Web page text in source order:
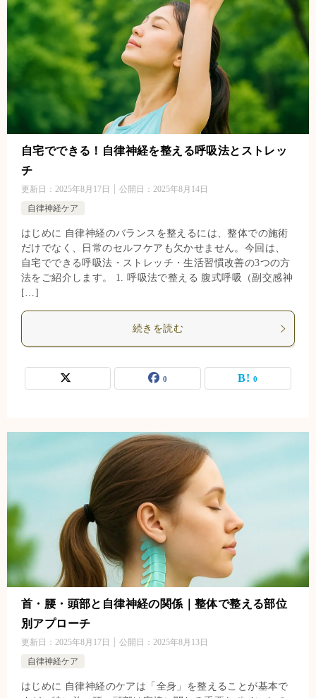
自宅でできる！自律神経を整える呼吸法とストレッ
チ
更新日： 2025年8月17日 公開日： 2025年8月14日
自律神経ケア
はじめに 自律神経のバランスを整えるには、整体での施術
だけでなく、日常のセルフケアも欠かせません。今回は、
自宅でできる呼吸法・ストレッチ・生活習慣改善の3つの方
法をご紹介します。 1. 呼吸法で整える 腹式呼吸（副交感神
[…]
続きを読む
0 0
首・腰・頭部と自律神経の関係｜整体で整える部位
別アプローチ
更新日： 2025年8月17日 公開日： 2025年8月13日
自律神経ケア
はじめに 自律神経のケアは「全身」を整えることが基本で